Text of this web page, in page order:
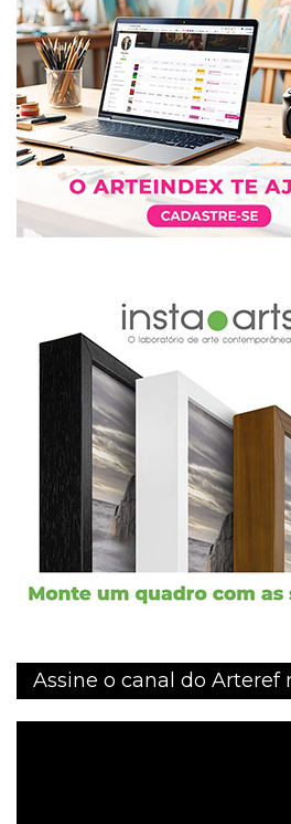
Assine o canal do Arteref